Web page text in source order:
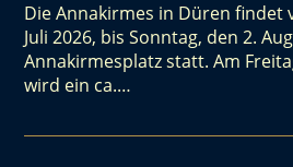
Die Annakirmes in Düren findet
Juli 2026, bis Sonntag, den 2.
Annakirmesplatz statt. Am
wird ein ca.…